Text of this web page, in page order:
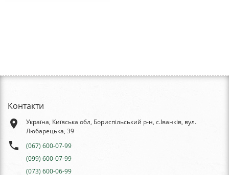
Контакти
place
Україна, Київська обл, Бориспільський р-н, с.Іванків, вул.
Любарецька, 39
phone
(067) 600-07-99
(099) 600-07-99
(073) 600-06-99